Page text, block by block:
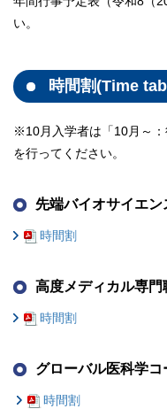
い。
時間割(Time
※10月入学者は「10月～
を行ってください。
先端バイオサイエン
時間割
高度メディカル専門
時間割
グローバル医科学
時間割